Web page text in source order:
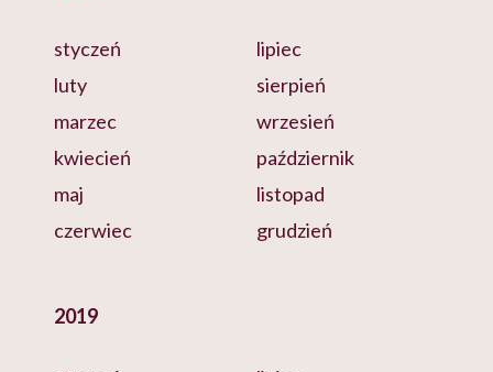
styczeń
luty
marzec
kwiecień
maj
czerwiec
lipiec
sierpień
wrzesień
październik
listopad
grudzień
2019